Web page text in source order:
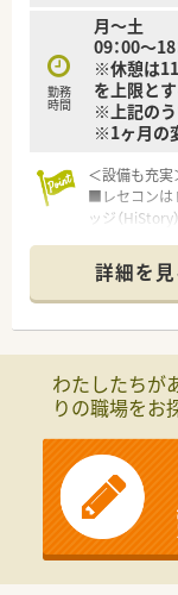
勤務
時間
月～土
09：00～
※休憩は11
を上限と
※上記の
※1ヶ月の
＜設備も充実
■レセコンは
ッジ（HiStory
＜研修制度＞
■社内の研修
研修・活動の
■認定薬剤師
＜法人特徴＞
■広島県を
る企業です。
■生活に必
パクトに結
います。
■大型医療モ
ますます重要
■店舗拡大に
詳細を見
わたしたちが
りの職場をお